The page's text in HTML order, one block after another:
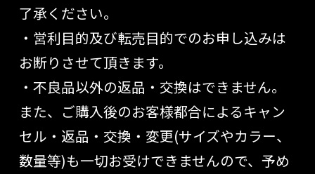
了承ください。
・営利目的及び転売目的でのお申し込みは
お断りさせて頂きます。
・不良品以外の返品・交換はできません。
また、ご購入後のお客様都合によるキャン
セル・返品・交換・変更(サイズやカラー、
数量等)も一切お受けできませんので、予め